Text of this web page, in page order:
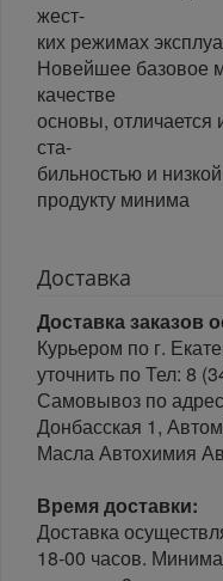
жест-
ких режимах
Новейшее базовое
качестве
основы, отличается
ста-
бильностью и
продукту минима
Доставка
Доставка заказов
Курьером по г.
уточнить по Тел: 8
Самовывоз по
Донбасская 1,
Масла Автохимия
Время доставки:
Доставка
18-00 часов.